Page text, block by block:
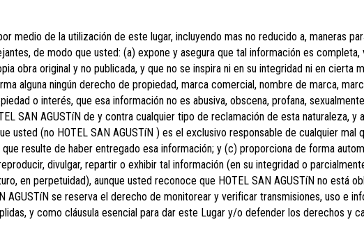
medio de la utilización de este lugar, incluyendo mas no reducido a, maneras
de modo que usted: (a) expone y asegura que tal información es
obra original y no publicada, y que no se inspira ni en su integridad ni en cierta
alguna ningún derecho de propiedad, marca comercial, nombre de marca,
o interés, que esa información no es abusiva, obscena, profana,
SAN AGUSTíN de y contra cualquier tipo de reclamación de esta naturaleza,
usted (no HOTEL SAN AGUSTíN ) es el exclusivo responsable de cualquier mal
resulte de haber entregado esa información; y (c) proporciona de forma
divulgar, repartir o exhibir tal información (en su integridad o
en perpetuidad), aunque usted reconoce que HOTEL SAN AGUSTíN no está
AGUSTíN se reserva el derecho de monitorear y verificar transmisiones, uso e
y como cláusula esencial para dar este Lugar y/o defender los derechos y